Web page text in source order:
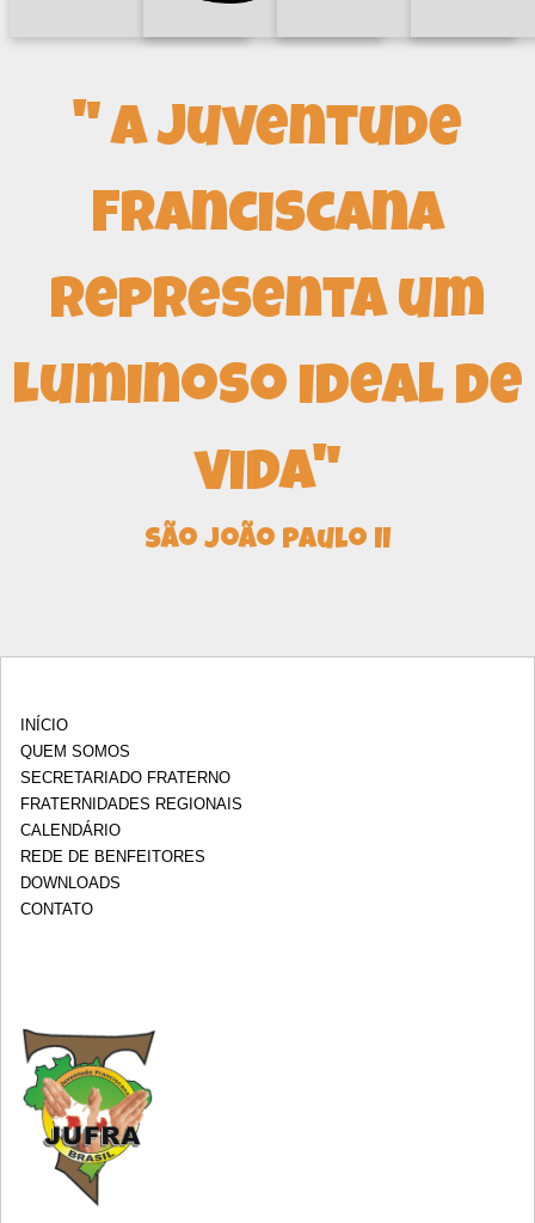
" A Juventude
Franciscana
representa um
luminoso ideal de
vida"
São João Paulo II
INÍCIO
QUEM SOMOS
SECRETARIADO FRATERNO
FRATERNIDADES REGIONAIS
CALENDÁRIO
REDE DE BENFEITORES
DOWNLOADS
CONTATO